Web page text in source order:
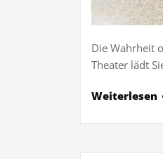
Die Wahrheit
Theater lädt
Weiterlesen